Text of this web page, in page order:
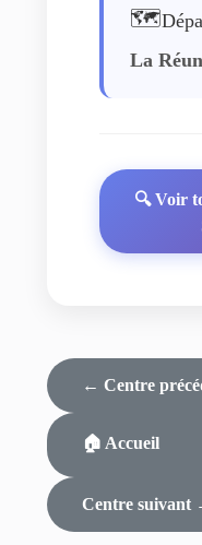
🗺️
La
🔍 Voir
← Centre
🏠 Accueil
Centre suivant